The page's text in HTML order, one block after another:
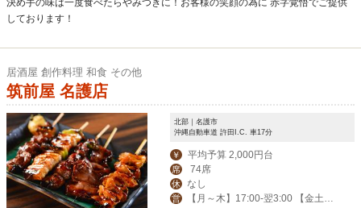
決め手の味は一度食べたらやみつきに！お客様の笑顔の為に 赤字覚悟でご提供
しております！
居酒屋 創作料理 和食 その他
筑前屋 名護店
北部｜名護市
沖縄自動車道 許田I.C. 車17分
￥ 平均予算 2,000円台
席 74席
休 なし
営
【月～木】17:00-翌3:00 【金土日